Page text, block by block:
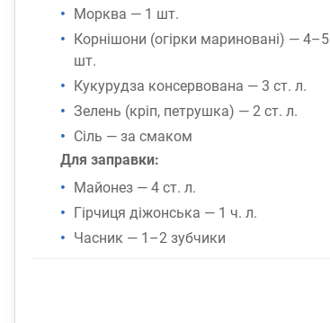
Морква — 1 шт.
Корнішони (огірки мариновані) — 4–5
шт.
Кукурудза консервована — 3 ст. л.
Зелень (кріп, петрушка) — 2 ст. л.
Сіль — за смаком
Для заправки:
Майонез — 4 ст. л.
Гірчиця діжонська — 1 ч. л.
Часник — 1–2 зубчики